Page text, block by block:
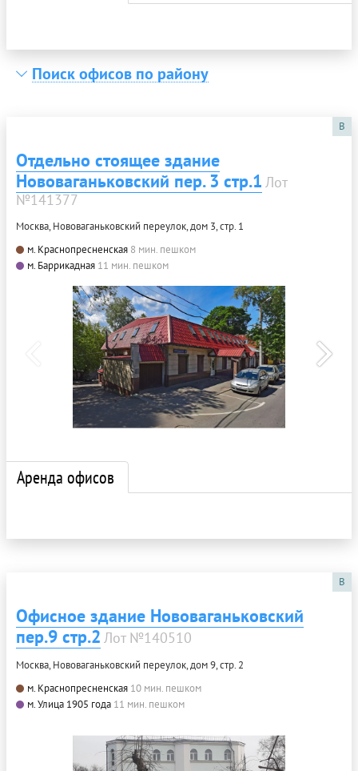
Поиск офисов по району
B
Отдельно стоящее здание
Нововаганьковский пер. 3 стр.1 Лот
№141377
Москва, Нововаганьковский переулок, дом 3, стр. 1
м. Краснопресненская 8 мин. пешком
м. Баррикадная 11 мин. пешком
Аренда офисов
B
Офисное здание Нововаганьковский
пер.9 стр.2 Лот №140510
Москва, Нововаганьковский переулок, дом 9, стр. 2
м. Краснопресненская 10 мин. пешком
м. Улица 1905 года 11 мин. пешком